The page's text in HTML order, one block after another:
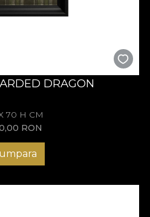
DRAGON
70 H CM
RON